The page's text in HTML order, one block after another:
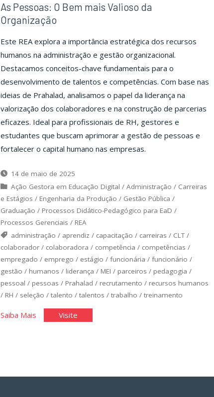
As Pessoas: O Bem mais Valioso da
Organização
Este REA explora a importância estratégica dos recursos
humanos na administração e gestão organizacional.
Destacamos conceitos-chave fundamentais para o
desenvolvimento de talentos e competências. Com base nas
ideias de Prahalad, analisamos o papel da liderança na
valorização dos colaboradores e na construção de parcerias
eficazes. Ideal para profissionais de RH, gestores e
estudantes que buscam aprimorar a gestão de pessoas e
fortalecer o capital humano nas empresas.
14 de maio de 2025
Ação Gestora em Educação Digital /Administração / Carreiras
e Estágios / Engenharia da Produção / Gestão Pública /
Graduação / Processos Didático-Pedagógico para EaD /
Processos Gerenciais / REA
administração / aprendiz / capacitação / carreiras / CLT /
colaborador/ colaboradora / competência / competências /
empregado / emprego / estágio / funcionária / funcionário /
gestão / humanos / liderança / MEI / parceiros / pedagogia /
pessoal / pessoas / Prahalad / recrutamento / recursos humanos
/ RH / seleção / talento / talentos / trabalho / treinamento
Saiba Mais"As
Visite"As